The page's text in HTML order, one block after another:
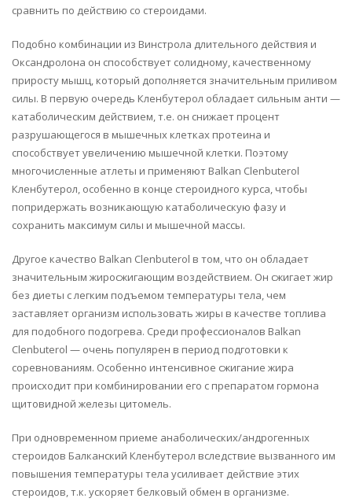
сравнить по действию со стероидами.
Подобно комбинации из Винстрола длительного действия и
Оксандролона он способствует солидному, качественному
приросту мышц, который дополняется значительным приливом
силы. В первую очередь Кленбутерол обладает сильным анти —
катаболическим действием, т.е. он снижает процент
разрушающегося в мышечных клетках протеина и
способствует увеличению мышечной клетки. Поэтому
многочисленные атлеты и применяют Balkan Clenbuterol
Кленбутерол, особенно в конце стероидного курса, чтобы
попридержать возникающую катаболическую фазу и
сохранить максимум силы и мышечной массы.
Другое качество Balkan Clenbuterol в том, что он обладает
значительным жиросжигающим воздействием. Он сжигает жир
без диеты с легким подъемом температуры тела, чем
заставляет организм использовать жиры в качестве топлива
для подобного подогрева. Среди профессионалов Balkan
Clenbuterol — очень популярен в период подготовки к
соревнованиям. Особенно интенсивное сжигание жира
происходит при комбинировании его с препаратом гормона
щитовидной железы цитомель.
При одновременном приеме анаболических/андрогенных
стероидов Балканский Кленбутерол вследствие вызванного им
повышения температуры тела усиливает действие этих
стероидов, т.к. ускоряет белковый обмен в организме.